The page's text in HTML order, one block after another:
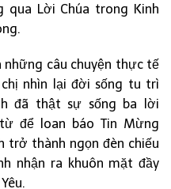
qua Lời Chúa trong Kinh
những câu chuyện thực tế
nhìn lại đời sống tu trì
đã thật sự sống ba lời
để loan báo Tin Mừng
trở thành ngọn đèn chiếu
nhận ra khuôn mặt đầy